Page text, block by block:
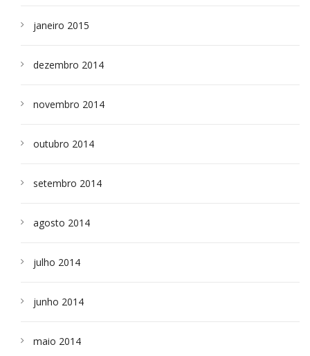
janeiro 2015
dezembro 2014
novembro 2014
outubro 2014
setembro 2014
agosto 2014
julho 2014
junho 2014
maio 2014